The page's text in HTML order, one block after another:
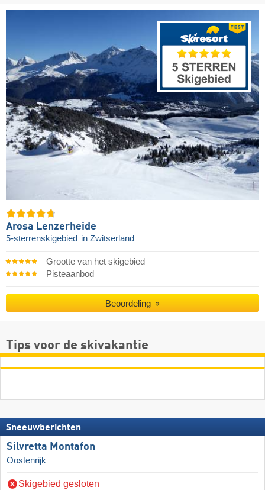
Arosa Lenzerheide
5-sterrenskigebied in Zwitserland
Grootte van het skigebied
Pisteaanbod
Beoordeling
Tips voor de skivakantie
Sneeuwberichten
Silvretta Montafon
Oostenrijk
Skigebied gesloten